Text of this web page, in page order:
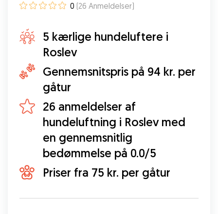
0 (26 Anmeldelser)
5 kærlige hundeluftere i
Roslev
Gennemsnitspris på 94 kr. per
gåtur
26 anmeldelser af
hundeluftning i Roslev med
en gennemsnitlig
bedømmelse på 0.0/5
Priser fra 75 kr. per gåtur